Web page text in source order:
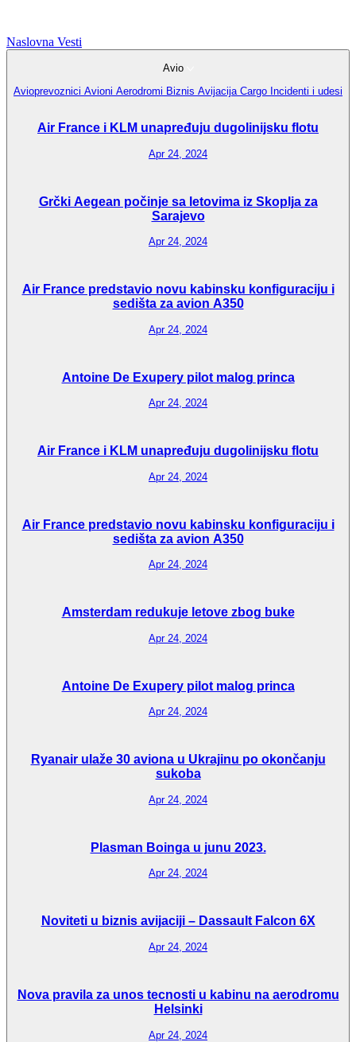
Naslovna Vesti
Avio
Avioprevoznici Avioni Aerodromi Biznis Avijacija Cargo Incidenti i udesi
Air France i KLM unapređuju dugolinijsku flotu
Apr 24, 2024
Grčki Aegean počinje sa letovima iz Skoplja za
Sarajevo
Apr 24, 2024
Air France predstavio novu kabinsku konfiguraciju i
sedišta za avion A350
Apr 24, 2024
Antoine De Exupery pilot malog princa
Apr 24, 2024
Air France i KLM unapređuju dugolinijsku flotu
Apr 24, 2024
Air France predstavio novu kabinsku konfiguraciju i
sedišta za avion A350
Apr 24, 2024
Amsterdam redukuje letove zbog buke
Apr 24, 2024
Antoine De Exupery pilot malog princa
Apr 24, 2024
Ryanair ulaže 30 aviona u Ukrajinu po okončanju
sukoba
Apr 24, 2024
Plasman Boinga u junu 2023.
Apr 24, 2024
Noviteti u biznis avijaciji – Dassault Falcon 6X
Apr 24, 2024
Nova pravila za unos tecnosti u kabinu na aerodromu
Helsinki
Apr 24, 2024